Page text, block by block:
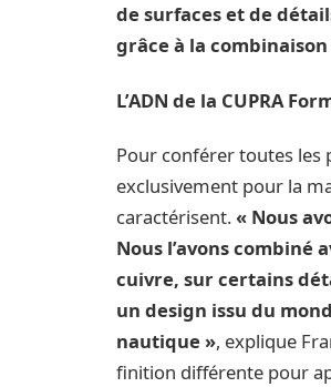
de surfaces et de
grâce à la
L’ADN de la CUPRA
Pour conférer toutes les
exclusivement pour la
caractérisent.« Nous
Nous l’avons combiné
cuivre, sur certains
un design issu du
nautique », explique
finition différente pour